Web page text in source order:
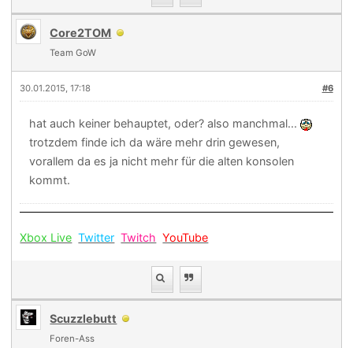
Core2TOM
Team GoW
#6
30.01.2015, 17:18
hat auch keiner behauptet, oder? also manchmal...
trotzdem finde ich da wäre mehr drin gewesen,
vorallem da es ja nicht mehr für die alten konsolen
kommt.
Xbox Live Twitter Twitch YouTube
Scuzzlebutt
Foren-Ass